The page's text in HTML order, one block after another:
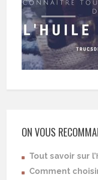
ON VOUS
Tout savoir sur l’
Comment